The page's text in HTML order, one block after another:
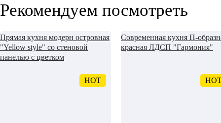
Рекомендуем посмотреть
Прямая кухня модерн островная
"Yellow style" со стеновой
панелью с цветком
HOT
Современная кухня П-
красная ЛДСП "Гармония"